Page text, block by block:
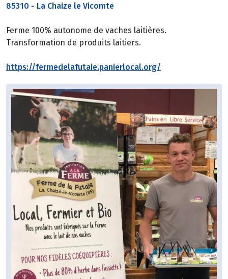
85310 - La Chaize le Vicomte
Ferme 100% autonome de vaches laitières.
Transformation de produits laitiers.
https://fermedelafutaie.panierlocal.org/